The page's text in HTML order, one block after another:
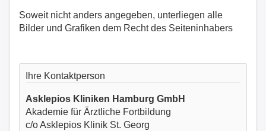
Soweit nicht anders angegeben, unterliegen alle
Bilder und Grafiken dem Recht des Seiteninhabers
Ihre Kontaktperson
Asklepios Kliniken Hamburg GmbH
Akademie für Ärztliche Fortbildung
c/o Asklepios Klinik St. Georg